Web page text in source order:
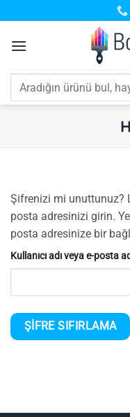
atla
Ara:
Şifrenizi mi unuttunuz?
posta adresinizi girin.
posta adresinize bir
Kullanıcı adı veya e-posta
ŞIFRE SIFIRLAMA